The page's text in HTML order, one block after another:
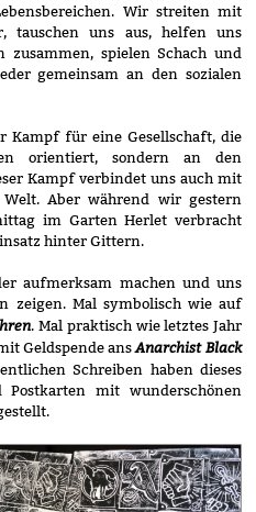
Wir streiten mit
tauschen uns aus, helfen uns
spielen Schach und
gemeinsam an den sozialen
Kampf für eine Gesellschaft, die
orientiert, sondern an den
Kampf verbindet uns auch mit
Aber während wir gestern
im Garten Herlet verbracht
hinter Gittern.
aufmerksam machen und uns
zeigen. Mal symbolisch wie auf
. Mal praktisch wie letztes Jahr
Geldspende ansAnarchist Black
Schreiben haben dieses
mit wunderschönen